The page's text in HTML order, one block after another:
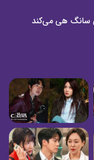
سانگ هی می‌کند